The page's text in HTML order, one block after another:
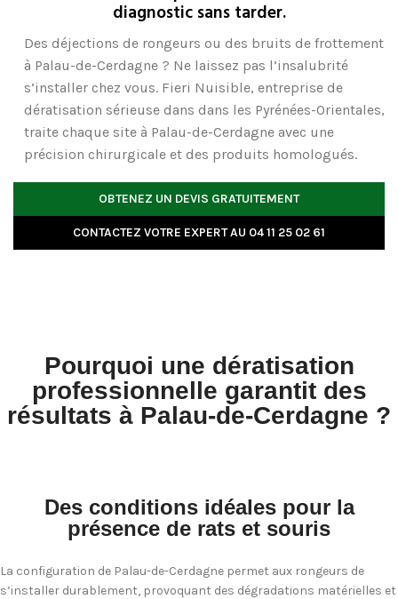
diagnostic sans tarder.
Des déjections de rongeurs ou des bruits de frottement
à Palau-de-Cerdagne ? Ne laissez pas l’insalubrité
s’installer chez vous. Fieri Nuisible, entreprise de
dératisation sérieuse dans dans les Pyrénées-Orientales,
traite chaque site à Palau-de-Cerdagne avec une
précision chirurgicale et des produits homologués.
OBTENEZ UN DEVIS GRATUITEMENT
CONTACTEZ VOTRE EXPERT AU 04 11 25 02 61
Pourquoi une dératisation
professionnelle garantit des
résultats à Palau-de-Cerdagne ?
Des conditions idéales pour la
présence de rats et souris
La configuration de Palau-de-Cerdagne permet aux rongeurs de
s’installer durablement, provoquant des dégradations matérielles et